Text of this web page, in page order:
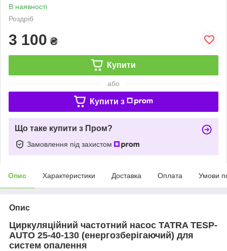
В наявності
Роздріб
3 100 ₴
Купити
або
Купити з
Що таке купити з Пром?
Замовлення під захистом
Опис Характеристики Доставка Оплата Умови
Опис
Циркуляційний частотний насос TATRA TESP-
AUTO 25-40-130 (енергозберігаючий) для
систем опалення